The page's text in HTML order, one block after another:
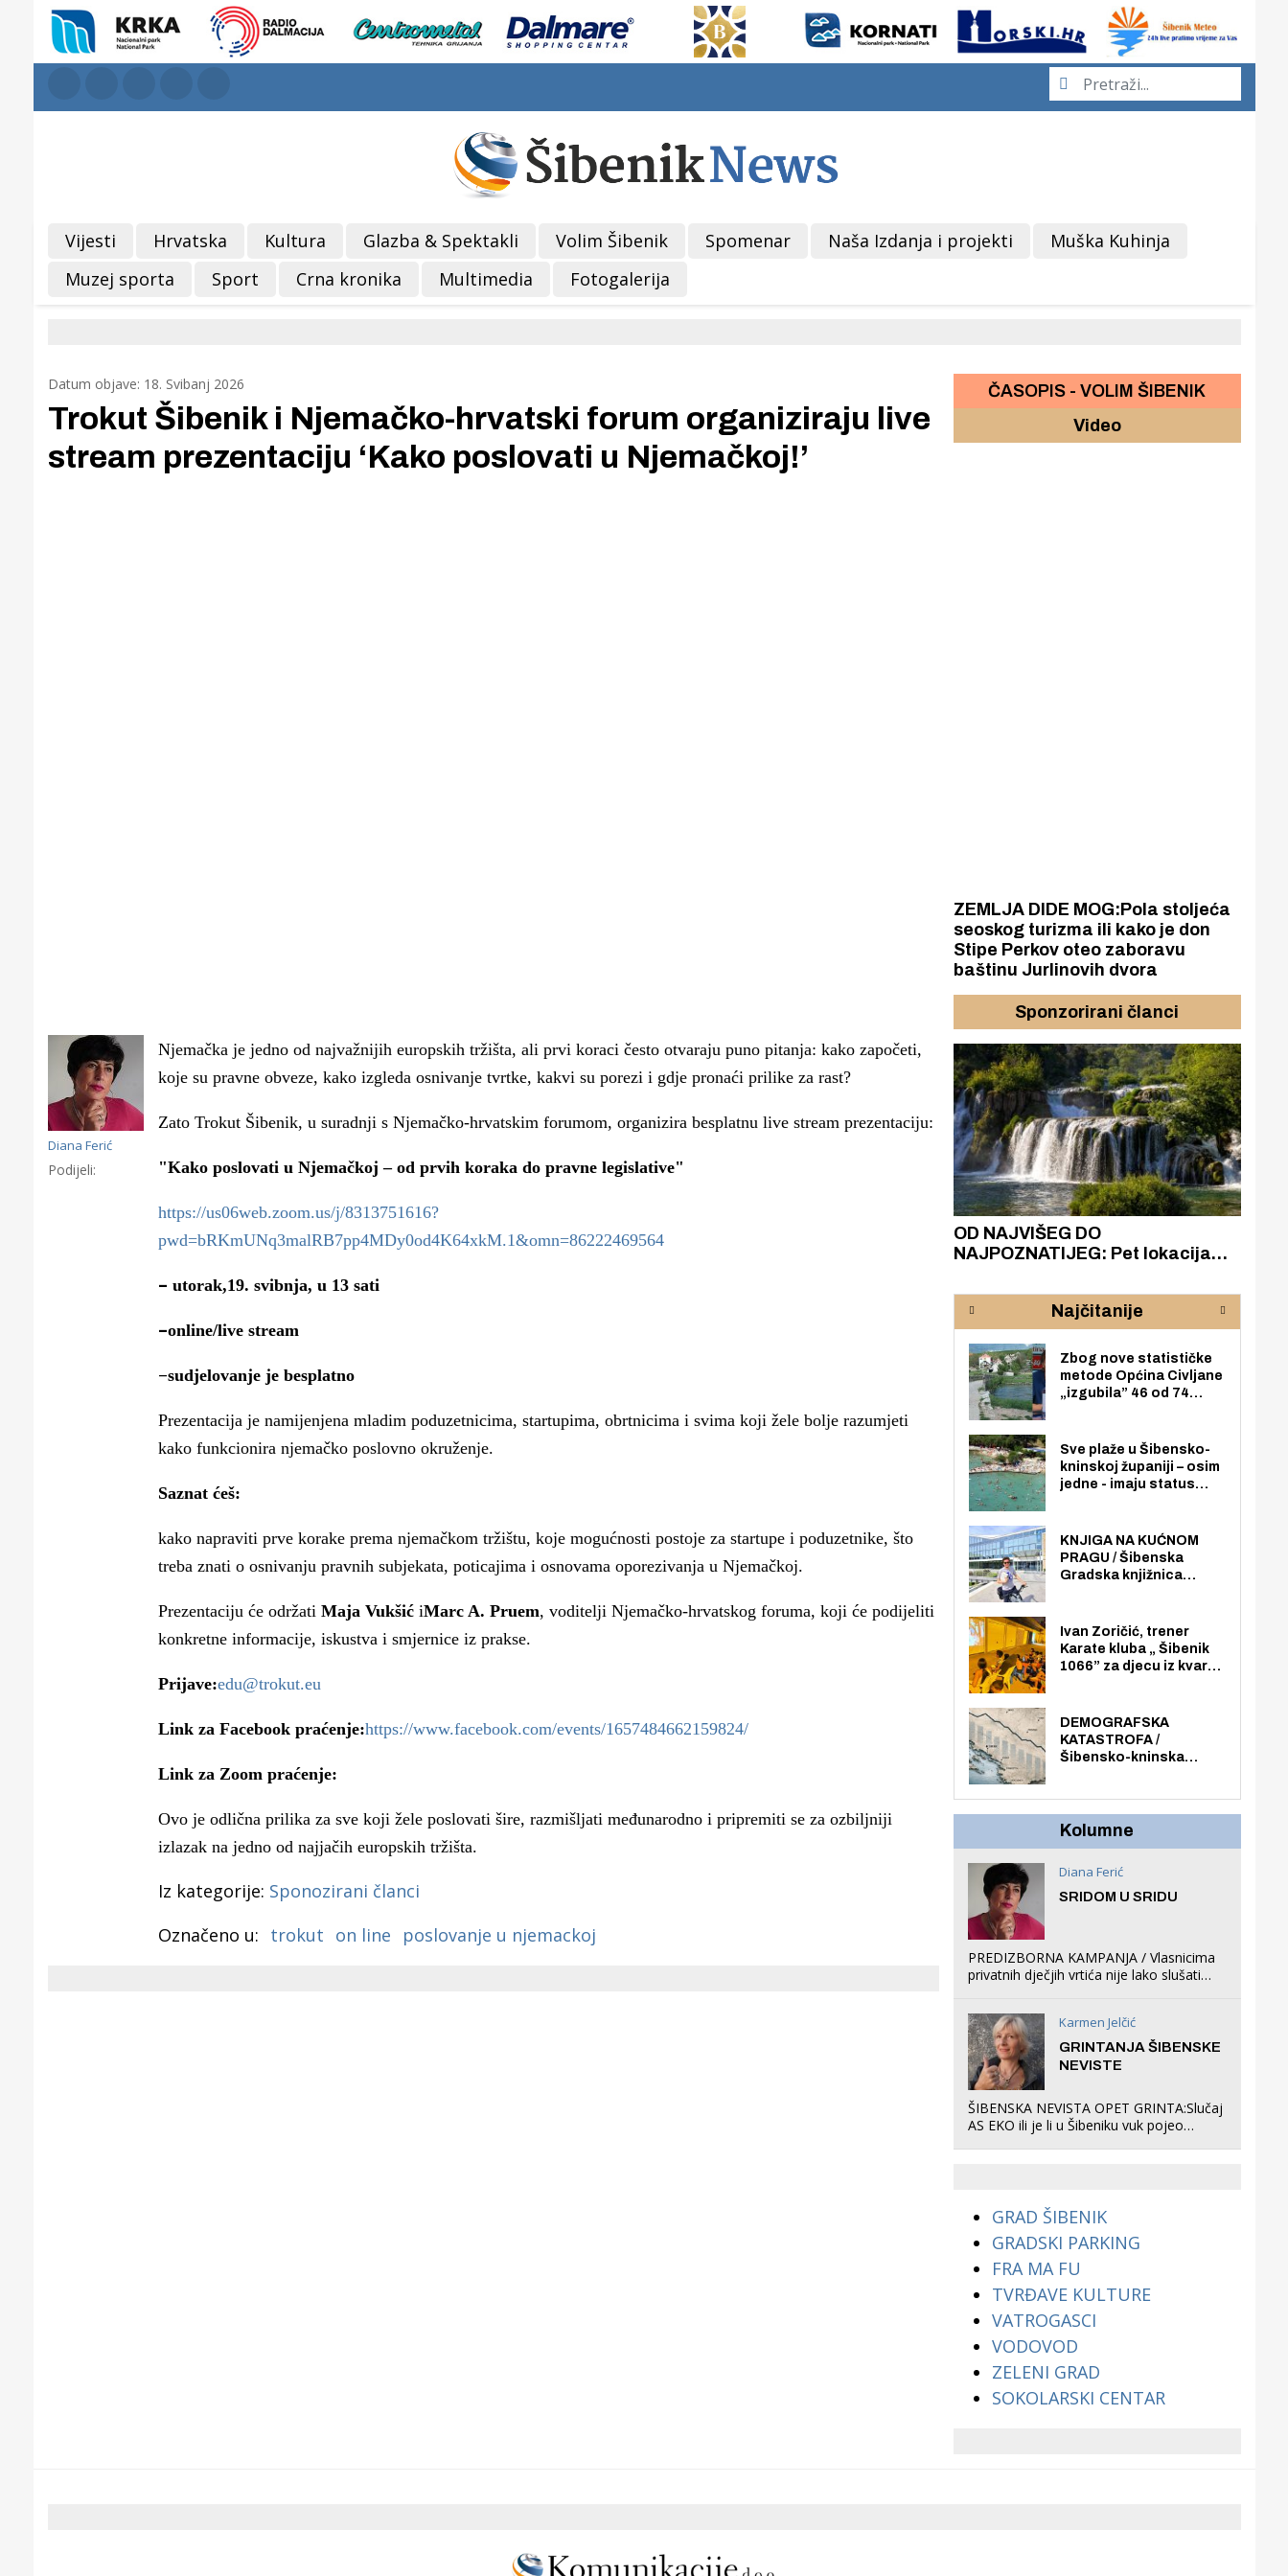
Vijesti Hrvatska Kultura Glazba & Spektakli Volim Šibenik Spomenar Naša Izdanja i projekti
Muška Kuhinja
Muzej sporta
Sport Crna kronika Multimedia Fotogalerija
Datum objave: 18. Svibanj 2026
Trokut Šibenik i Njemačko-hrvatski forum organiziraju live
stream prezentaciju ‘Kako poslovati u Njemačkoj!’
Diana Ferić
Podijeli:
Njemačka je jedno od najvažnijih europskih tržišta, ali prvi koraci često otvaraju puno pitanja: kako započeti,
koje su pravne obveze, kako izgleda osnivanje tvrtke, kakvi su porezi i gdje pronaći prilike za rast?
Zato Trokut Šibenik, u suradnji s Njemačko-hrvatskim forumom, organizira besplatnu live stream prezentaciju:
"Kako poslovati u Njemačkoj – od prvih koraka do pravne legislative"
https://us06web.zoom.us/j/8313751616?
pwd=bRKmUNq3malRB7pp4MDy0od4K64xkM.1&omn=86222469564
– utorak,19. svibnja, u 13 sati
–online/live stream
–sudjelovanje je besplatno
Prezentacija je namijenjena mladim poduzetnicima, startupima, obrtnicima i svima koji žele bolje razumjeti
kako funkcionira njemačko poslovno okruženje.
Saznat ćeš:
kako napraviti prve korake prema njemačkom tržištu, koje mogućnosti postoje za startupe i poduzetnike, što
treba znati o osnivanju pravnih subjekata, poticajima i osnovama oporezivanja u Njemačkoj.
Prezentaciju će održati Maja Vukšić iMarc A. Pruem, voditelji Njemačko-hrvatskog foruma, koji će podijeliti
konkretne informacije, iskustva i smjernice iz prakse.
Prijave:edu@trokut.eu
Link za Facebook praćenje:https://www.facebook.com/events/1657484662159824/
Link za Zoom praćenje:
Ovo je odlična prilika za sve koji žele poslovati šire, razmišljati međunarodno i pripremiti se za ozbiljniji
izlazak na jedno od najjačih europskih tržišta.
Iz kategorije: Sponozirani članci
Označeno u: trokut on line poslovanje u njemackoj
ČASOPIS - VOLIM ŠIBENIK
Video
ZEMLJA DIDE MOG:Pola stoljeća
seoskog turizma ili kako je don
Stipe Perkov oteo zaboravu
baštinu Jurlinovih dvora
Sponzorirani članci
Gornji tok Krke iz prve ruke -
Otkrijte hostel Titius u
Puljanima
Šibenik spreman za dolazak
OD NAJVIŠEG DO
NAJPOZNATIJEG: Pet lokacija
rijeke Krke
Najčitanije
Zbog nove statističke
metode Općina Civljane
„izgubila” 46 od 74
nego radno sposobnih
osoba među svojih 170
stanovnika.
Sve plaže u Šibensko-
kninskoj županiji – osim
jedne - imaju status
općoj upotrebi. Pristup
je slobodan i besplatan
za sve građane i
KNJIGA NA KUĆNOM
PRAGU / Šibenska
Gradska knjižnica
knjiga na kućnu adresu
električnim biciklom.
Ivan Zoričić, trener
Karate kluba „ Šibenik
1066” za djecu iz kvarta
ljuljačke i trampolin i
organizirao dječje
ljetno kino.
DEMOGRAFSKA
KATASTROFA /
Šibensko-kninska
1758, Skradin 625,
Kolumne
Diana Ferić
SRIDOM U SRIDU
PREDIZBORNA KAMPANJA / Vlasnicima
privatnih dječjih vrtića nije lako slušati
što oni rade u Šibeniku ne postoji
Karmen Jelčić
GRINTANJA ŠIBENSKE
NEVISTE
ŠIBENSKA NEVISTA OPET GRINTA:Slučaj
AS EKO ili je li u Šibeniku vuk pojeo
GRAD ŠIBENIK
GRADSKI PARKING
FRA MA FU
TVRĐAVE KULTURE
VATROGASCI
VODOVOD
ZELENI GRAD
SOKOLARSKI CENTAR